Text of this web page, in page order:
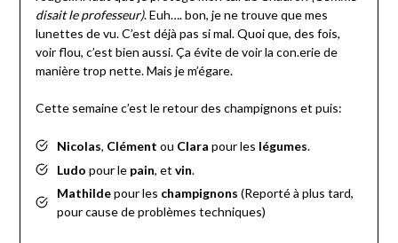
disait le professeur). Euh…. bon, je ne trouve que mes
lunettes de vu. C’est déjà pas si mal. Quoi que, des fois,
voir flou, c’est bien aussi. Ça évite de voir la con.erie de
manière trop nette. Mais je m’égare.
Cette semaine c’est le retour des champignons et puis:
Nicolas, Clément ou Clara pour les légumes.
Ludo pour le pain, et vin.
Mathildepour les champignons (Reporté à plus tard,
pour cause de problèmes techniques)